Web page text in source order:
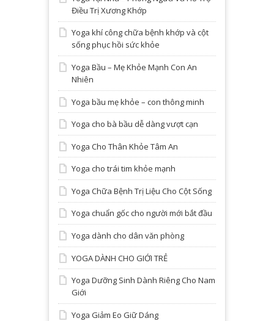
Điều Trị Xương Khớp
Yoga khí công chữa bệnh khớp và cột
sống phục hồi sức khỏe
Yoga Bầu – Mẹ Khỏe Mạnh Con An
Nhiên
Yoga bầu mẹ khỏe – con thông minh
Yoga cho bà bầu dễ dàng vượt cạn
Yoga Cho Thân Khỏe Tâm An
Yoga cho trái tim khỏe mạnh
Yoga Chữa Bệnh Trị Liệu Cho Cột Sống
Yoga chuẩn gốc cho người mới bắt đầu
Yoga dành cho dân văn phòng
YOGA DÀNH CHO GIỚI TRẺ
Yoga Dưỡng Sinh Dành Riêng Cho Nam
Giới
Yoga Giảm Eo Giữ Dáng